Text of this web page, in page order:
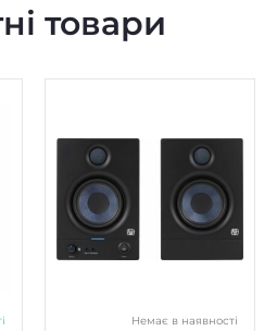
PreSonus Eris E4.5 2nd